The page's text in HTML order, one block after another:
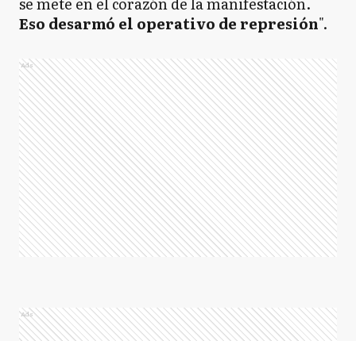
Eso desarmó el operativo de represión".
Ads
Ads